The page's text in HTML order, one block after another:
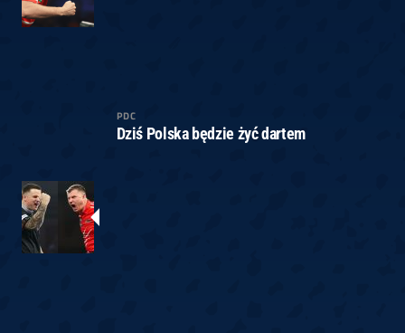
PDC
Dziś Polska będzie żyć dartem